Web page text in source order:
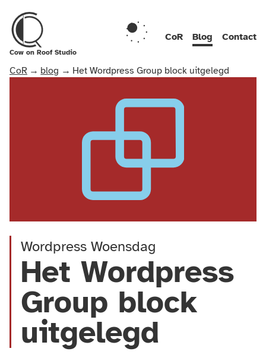
Skip naar inhoud
Cow on Roof Studio
CoR Blog Contact
CoR blog Het Wordpress Group block uitgelegd
Wordpress Woensdag
Het Wordpress
Group block
uitgelegd